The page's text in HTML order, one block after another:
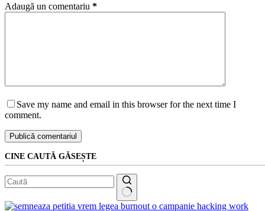
Adaugă un comentariu *
Save my name and email in this browser for the next time I
comment.
Publică comentariul
CINE CAUTĂ GĂSEȘTE
Niciun